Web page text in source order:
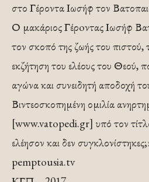
στο Γέροντα Ιωσήφ τον
Ο μακάριος Γέρoντας Ιωσήφ
τον σκοπό της ζωής του πιστού,
εκζήτηση του ελέους του Θεού,
αγώνα και συνειδητή αποδοχή
Βιντεοσκοπημένη ομιλία
[www.vatopedi.gr] υπό τον
ελέησον και δεν
pemptousia.tv